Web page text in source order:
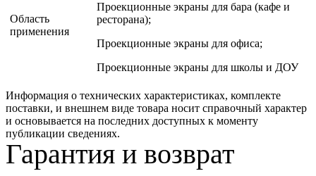
Область
применения
Проекционные экраны для бара (кафе и
ресторана);
Проекционные экраны для офиса;
Проекционные экраны для школы и ДОУ
Информация о технических характеристиках, комплекте
поставки, и внешнем виде товара носит справочный характер
и основывается на последних доступных к моменту
публикации сведениях.
Гарантия и возврат